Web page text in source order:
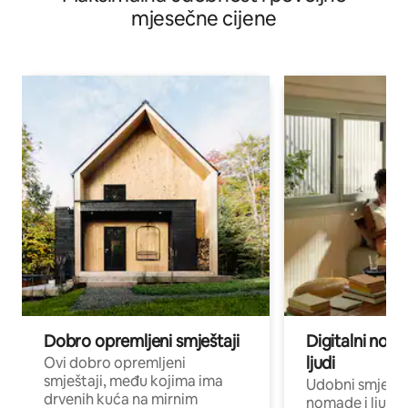
mjesečne cijene
Dobro opremljeni smještaji
Ovi dobro opremljeni
smještaji, među kojima ima
drvenih kuća na mirnim
Digitalni
ljudi
Udobni
nomade i ljude